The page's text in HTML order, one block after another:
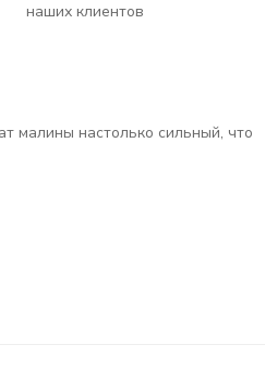
наших клиентов
малины настолько сильный, что